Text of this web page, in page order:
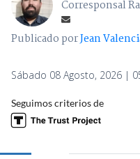
Corresponsal
Publicado porJean
Sábado 08 Agosto, 2026 |
Seguimos criterios de